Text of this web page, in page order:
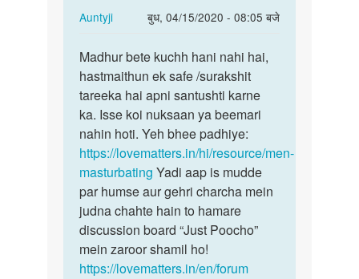
h…
Auntyji
बुध, 04/15/2020 - 08:05 बजे
In
to
Hasth
methun
se
haniya
kya
h…
by
Madhur
Madhur
bete
kuchh
hani
nahi…
Madhur bete kuchh hani nahi hai,
hastmaithun ek safe /surakshit
tareeka hai apni santushti karne
ka. Isse koi nuksaan ya beemari
nahin hoti. Yeh bhee padhiye:
https://lovematters.in/hi/resource/men-
masturbating Yadi aap is mudde
par humse aur gehri charcha mein
judna chahte hain to hamare
discussion board “Just Poocho”
mein zaroor shamil ho!
https://lovematters.in/en/forum